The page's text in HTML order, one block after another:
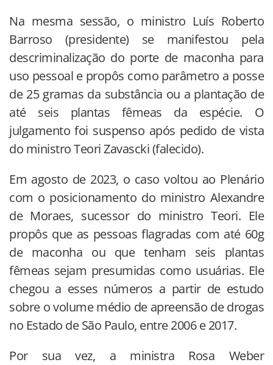
Na mesma sessão, o ministro Luís Roberto
Barroso (presidente) se manifestou pela
descriminalização do porte de maconha para
uso pessoal e propôs como parâmetro a posse
de 25 gramas da substância ou a plantação de
até seis plantas fêmeas da espécie. O
julgamento foi suspenso após pedido de vista
do ministro Teori Zavascki (falecido).
Em agosto de 2023, o caso voltou ao Plenário
com o posicionamento do ministro Alexandre
de Moraes, sucessor do ministro Teori. Ele
propôs que as pessoas flagradas com até 60g
de maconha ou que tenham seis plantas
fêmeas sejam presumidas como usuárias. Ele
chegou a esses números a partir de estudo
sobre o volume médio de apreensão de drogas
no Estado de São Paulo, entre 2006 e 2017.
Por sua vez, a ministra Rosa Weber